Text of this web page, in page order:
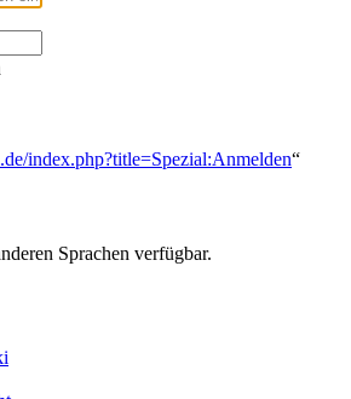
index.php?title=Spezial:Anmelden“
Sprachen verfügbar.